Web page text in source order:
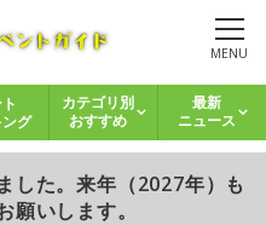
MENU
グ
カテゴリ別
おすすめ
最新
ニュース
した。来年（2027年）も
願いします。